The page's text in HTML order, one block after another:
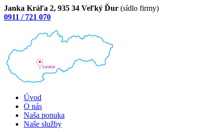
Janka Kráľa 2, 935 34 Veľký Ďur (sídlo firmy)
0911 / 721 070
Úvod
O nás
Naša ponuka
Naše služby